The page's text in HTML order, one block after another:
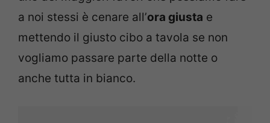
a noi stessi è cenare all’ora giusta e
mettendo il giusto cibo a tavola se non
vogliamo passare parte della notte o
anche tutta in bianco.